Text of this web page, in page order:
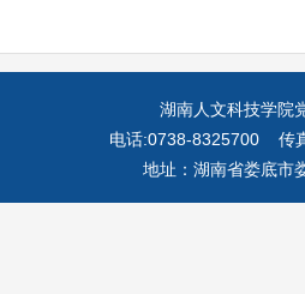
湖南人文科技学院
电话:0738-8325700 传
地址：湖南省娄底市